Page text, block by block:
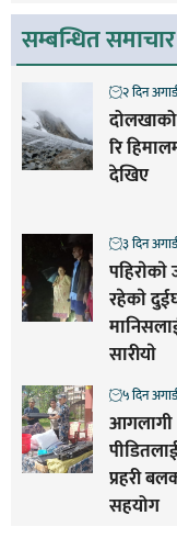
सम्बन्धित समाचार
रि
देखिए
२ दिन
रहेकाे
सारीयाे
३ दिन
आगलागी
प्रहरी
सहयोग
५ दिन